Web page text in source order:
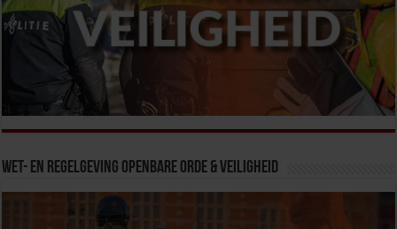
Wet- en Regelgeving Openbare Orde & Veiligheid